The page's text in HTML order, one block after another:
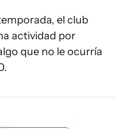
el club
actividad por
que no le ocurría